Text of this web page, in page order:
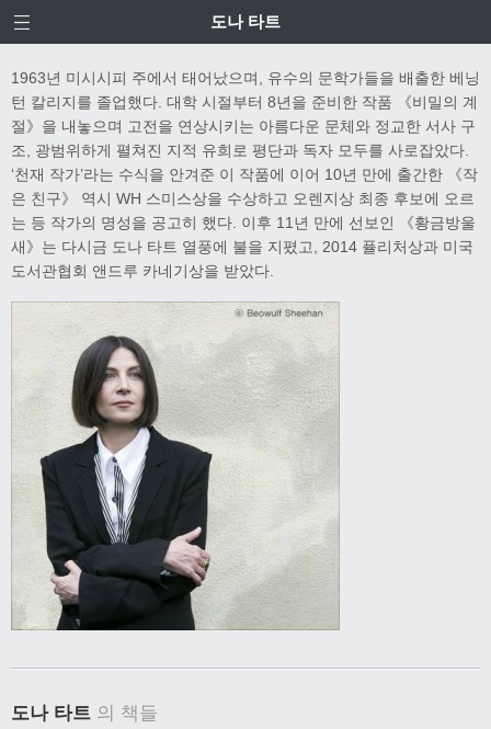
도나 타트
1963년 미시시피 주에서 태어났으며, 유수의 문학가들을 배출한 베닝
턴 칼리지를 졸업했다. 대학 시절부터 8년을 준비한 작품 《비밀의 계
절》을 내놓으며 고전을 연상시키는 아름다운 문체와 정교한 서사 구
조, 광범위하게 펼쳐진 지적 유희로 평단과 독자 모두를 사로잡았다.
‘천재 작가’라는 수식을 안겨준 이 작품에 이어 10년 만에 출간한 《작
은 친구》 역시 WH 스미스상을 수상하고 오렌지상 최종 후보에 오르
는 등 작가의 명성을 공고히 했다. 이후 11년 만에 선보인 《황금방울
새》는 다시금 도나 타트 열풍에 불을 지폈고, 2014 퓰리처상과 미국
도서관협회 앤드루 카네기상을 받았다.
도나 타트 의 책들